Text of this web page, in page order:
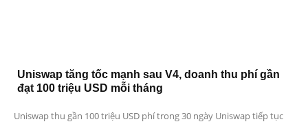
Uniswap tăng tốc mạnh sau V4, doanh thu phí gần
đạt 100 triệu USD mỗi tháng
Uniswap thu gần 100 triệu USD phí trong 30 ngày Uniswap tiếp tục